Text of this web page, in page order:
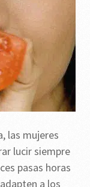
las mujeres
lucir siempre
pasas horas
a los